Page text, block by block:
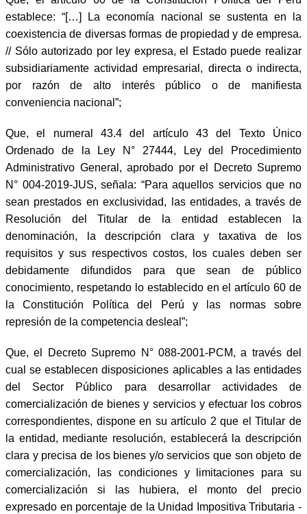
establece: “[…] La economía nacional se sustenta en la
coexistencia de diversas formas de propiedad y de empresa.
// Sólo autorizado por ley expresa, el Estado puede realizar
subsidiariamente actividad empresarial, directa o indirecta,
por razón de alto interés público o de manifiesta
conveniencia nacional”;
Que, el numeral 43.4 del artículo 43 del Texto Único
Ordenado de la Ley N° 27444, Ley del Procedimiento
Administrativo General, aprobado por el Decreto Supremo
N° 004-2019-JUS, señala: “Para aquellos servicios que no
sean prestados en exclusividad, las entidades, a través de
Resolución del Titular de la entidad establecen la
denominación, la descripción clara y taxativa de los
requisitos y sus respectivos costos, los cuales deben ser
debidamente difundidos para que sean de público
conocimiento, respetando lo establecido en el artículo 60 de
la Constitución Política del Perú y las normas sobre
represión de la competencia desleal”;
Que, el Decreto Supremo N° 088-2001-PCM, a través del
cual se establecen disposiciones aplicables a las entidades
del Sector Público para desarrollar actividades de
comercialización de bienes y servicios y efectuar los cobros
correspondientes, dispone en su artículo 2 que el Titular de
la entidad, mediante resolución, establecerá la descripción
clara y precisa de los bienes y/o servicios que son objeto de
comercialización, las condiciones y limitaciones para su
comercialización si las hubiera, el monto del precio
expresado en porcentaje de la Unidad Impositiva Tributaria -